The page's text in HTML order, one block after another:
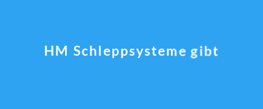
HM Schleppsysteme gibt